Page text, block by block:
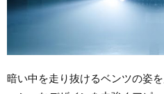
暗い中を走り抜けるベンツの姿